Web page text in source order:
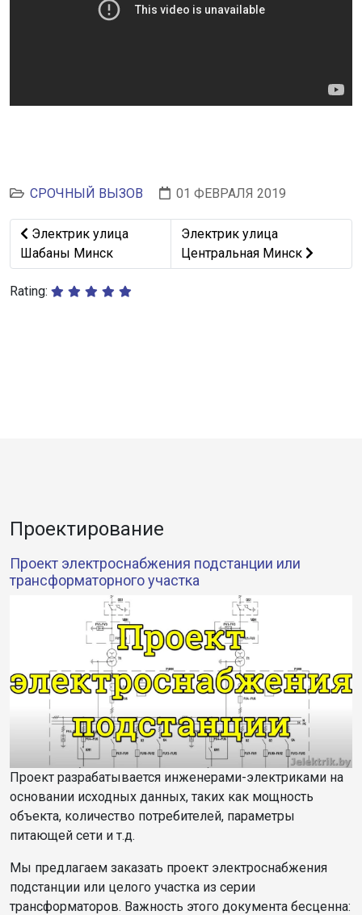
СРОЧНЫЙ ВЫЗОВ 01 ФЕВРАЛЯ 2019
Предыдущий: Электрик улица Шабаны Минск
Электрик улица
Шабаны Минск
Следующий: Электрик улица
Электрик улица
Центральная Минск
Rating:
Проектирование
Проект электроснабжения подстанции или
трансформаторного участка
Проект разрабатывается инженерами-электриками на
основании исходных данных, таких как мощность
объекта, количество потребителей, параметры
питающей сети и т.д.
Мы предлагаем заказать проект электроснабжения
подстанции или целого участка из серии
трансформаторов. Важность этого документа бесценна: